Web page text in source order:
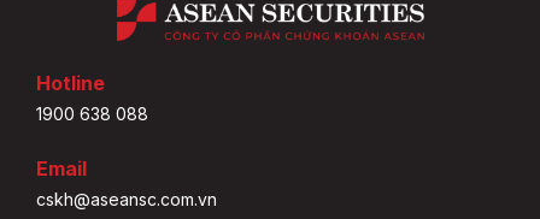
Hotline
1900 638 088
Email
cskh@aseansc.com.vn